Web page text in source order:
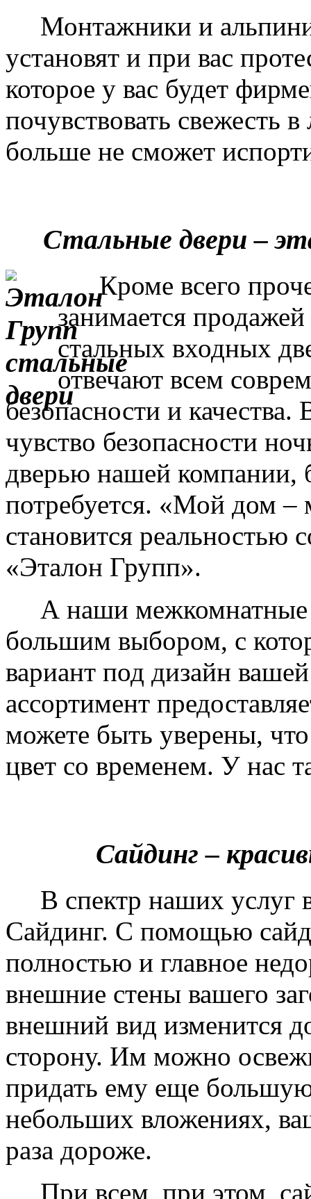
Монтажники и
установят и при вас
которое у вас будет
почувствовать свежесть
больше не сможет
Стальные двери –
Кроме всего
занимается
стальных входных
отвечают всем
безопасности и
чувство безопасности
дверью нашей компании,
потребуется. «Мой дом –
становится реальностью
«Эталон Групп».
А наши межкомнатные
большим выбором, с
вариант под дизайн
ассортимент
можете быть уверены,
цвет со временем. У нас
Сайдинг –
В спектр наших услуг
Сайдинг. С помощью
полностью и главное
внешние стены вашего
внешний вид изменится
сторону. Им можно
придать ему еще
небольших вложениях,
раза дороже.
При всем, при этом,